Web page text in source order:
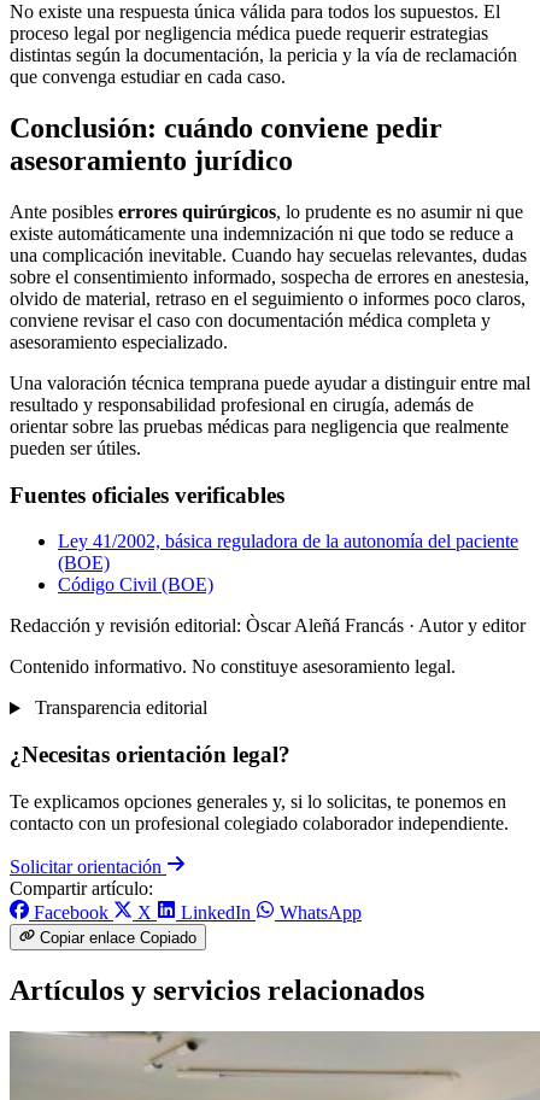
No existe una respuesta única válida para todos los supuestos. El
proceso legal por negligencia médica puede requerir estrategias
distintas según la documentación, la pericia y la vía de reclamación
que convenga estudiar en cada caso.
Conclusión: cuándo conviene pedir
asesoramiento jurídico
Ante posibles errores quirúrgicos, lo prudente es no asumir ni que
existe automáticamente una indemnización ni que todo se reduce a
una complicación inevitable. Cuando hay secuelas relevantes, dudas
sobre el consentimiento informado, sospecha de errores en anestesia,
olvido de material, retraso en el seguimiento o informes poco claros,
conviene revisar el caso con documentación médica completa y
asesoramiento especializado.
Una valoración técnica temprana puede ayudar a distinguir entre mal
resultado y responsabilidad profesional en cirugía, además de
orientar sobre las pruebas médicas para negligencia que realmente
pueden ser útiles.
Fuentes oficiales verificables
Ley 41/2002, básica reguladora de la autonomía del paciente
(BOE)
Código Civil (BOE)
Redacción y revisión editorial: Òscar Aleñá Francás · Autor y editor
Contenido informativo. No constituye asesoramiento legal.
Transparencia editorial
¿Necesitas orientación legal?
Te explicamos opciones generales y, si lo solicitas, te ponemos en
contacto con un profesional colegiado colaborador independiente.
Solicitar orientación
Compartir artículo:
Facebook
X LinkedIn WhatsApp
Copiar enlace Copiado
Artículos y servicios relacionados